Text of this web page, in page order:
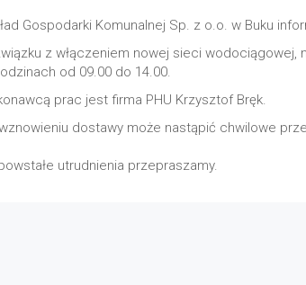
Gospodarki Komunalnej Sp. z o.o. w Buku
z włączeniem nowej sieci
od 09.00 do 14.00.
prac jest firma PHU Krzysztof Bręk.
dostawy może nastąpić chwilowe
utrudnienia przepraszamy.